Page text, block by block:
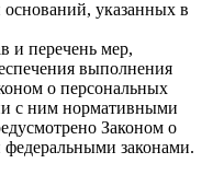
указанных в
и перечень мер,
выполнения
о персональных
с ним нормативными
Законом о
законами.